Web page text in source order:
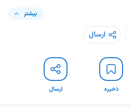
بیشتر
ارسال
ذخیره ارسال